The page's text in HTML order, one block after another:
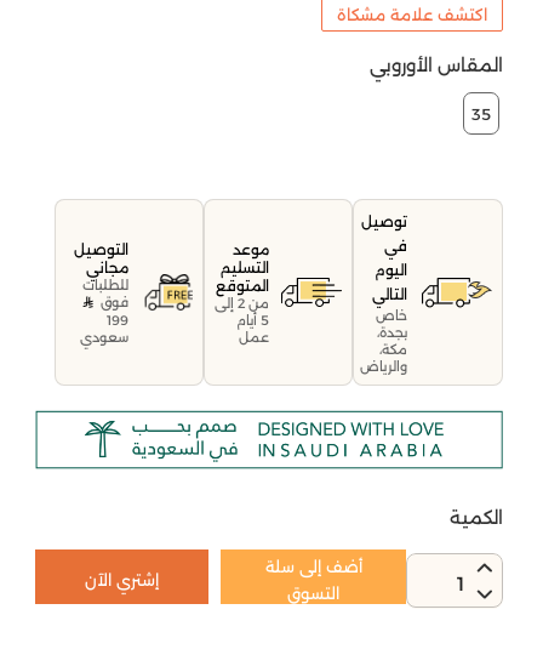
اكتشف علامة مشكاة
المقاس الأوروبي
35
توصيل
في
اليوم
التالي
خاص
بجدة،
مكة،
والرياض
موعد
التسليم
المتوقع
من 2 إلى
5 أيام
عمل
التوصيل
مجاني
للطلبات
فوق
199
سعودي
الكمية
1
أضف إلى سلة
التسوق
إشتري الآن